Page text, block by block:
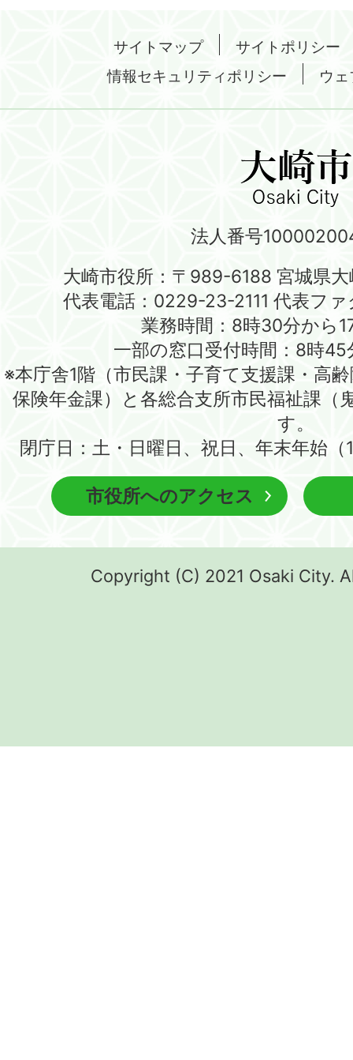
サイトマップ
サイトポリシー
情報セキュリティポリシー
ウ
法人番号
大崎市役所：〒989-6188 宮城県大
代表電話：0229-23-2111 代表フ
業務時間：8時30分から
一部の窓口受付時間：8時
※本庁舎1階（市民課・子育て支援課・高
保険年金課）と各総合支所市民福祉課（
す。
閉庁日：土・日曜日、祝日、年末年始
市役所へのアクセス
Copyright (C) 2021 Osaki City.